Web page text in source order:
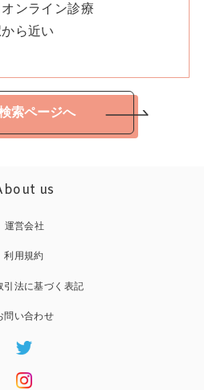
オンライン診療
ら近い
索ページへ
us
運営会社
利用規約
引法に基づく表記
問い合わせ